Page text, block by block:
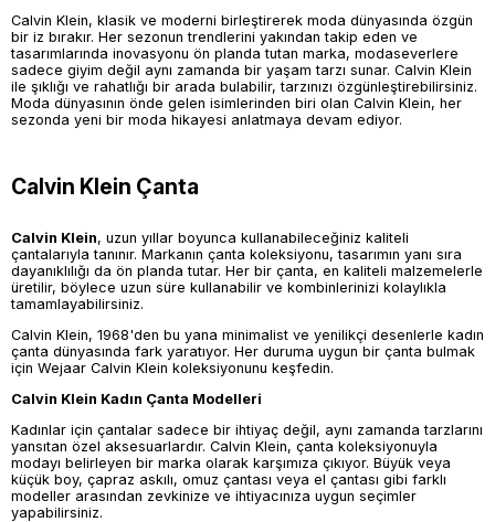
Calvin Klein, klasik ve moderni birleştirerek moda dünyasında özgün
bir iz bırakır. Her sezonun trendlerini yakından takip eden ve
tasarımlarında inovasyonu ön planda tutan marka, modaseverlere
sadece giyim değil aynı zamanda bir yaşam tarzı sunar. Calvin Klein
ile şıklığı ve rahatlığı bir arada bulabilir, tarzınızı özgünleştirebilirsiniz.
Moda dünyasının önde gelen isimlerinden biri olan Calvin Klein, her
sezonda yeni bir moda hikayesi anlatmaya devam ediyor.
Calvin Klein Çanta
Calvin Klein, uzun yıllar boyunca kullanabileceğiniz kaliteli
çantalarıyla tanınır. Markanın çanta koleksiyonu, tasarımın yanı sıra
dayanıklılığı da ön planda tutar. Her bir çanta, en kaliteli malzemelerle
üretilir, böylece uzun süre kullanabilir ve kombinlerinizi kolaylıkla
tamamlayabilirsiniz.
Calvin Klein, 1968'den bu yana minimalist ve yenilikçi desenlerle kadın
çanta dünyasında fark yaratıyor. Her duruma uygun bir çanta bulmak
için Wejaar Calvin Klein koleksiyonunu keşfedin.
Calvin Klein Kadın Çanta Modelleri
Kadınlar için çantalar sadece bir ihtiyaç değil, aynı zamanda tarzlarını
yansıtan özel aksesuarlardır. Calvin Klein, çanta koleksiyonuyla
modayı belirleyen bir marka olarak karşımıza çıkıyor. Büyük veya
küçük boy, çapraz askılı, omuz çantası veya el çantası gibi farklı
modeller arasından zevkinize ve ihtiyacınıza uygun seçimler
yapabilirsiniz.